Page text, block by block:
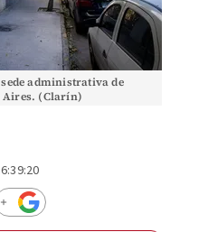
administrativa de
Aires. (Clarín)